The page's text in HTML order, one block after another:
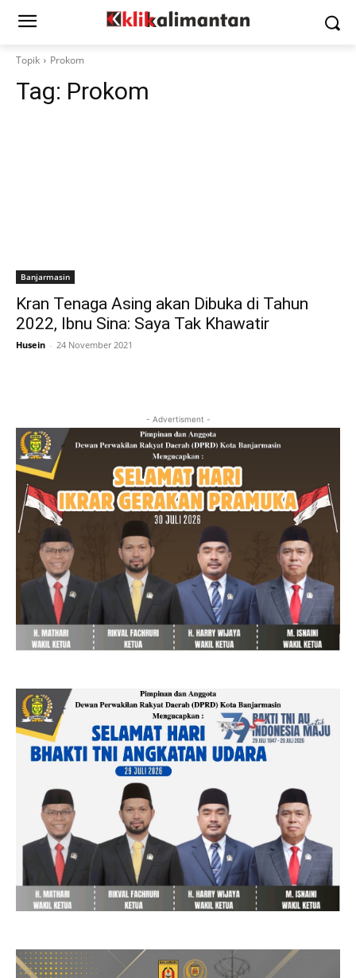
Topik Prokom
Tag: Prokom
Banjarmasin
Kran Tenaga Asing akan Dibuka di Tahun
2022, Ibnu Sina: Saya Tak Khawatir
Husein - 24 November 2021
- Advertisment -